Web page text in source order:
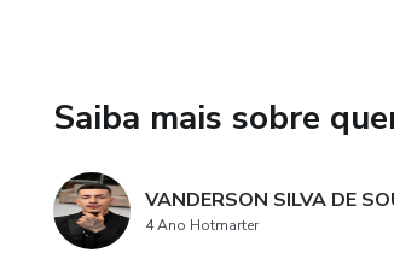
Saiba mais sobre
VANDERSON SILVA DE
4 Ano Hotmarter